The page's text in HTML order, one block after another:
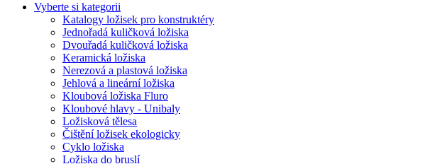
Vyberte si kategorii
Katalogy ložisek pro konstruktéry
Jednořadá kuličková ložiska
Dvouřadá kuličková ložiska
Keramická ložiska
Nerezová a plastová ložiska
Jehlová a lineární ložiska
Kloubová ložiska Fluro
Kloubové hlavy - Unibaly
Ložisková tělesa
Čištění ložisek ekologicky
Cyklo ložiska
Ložiska do bruslí